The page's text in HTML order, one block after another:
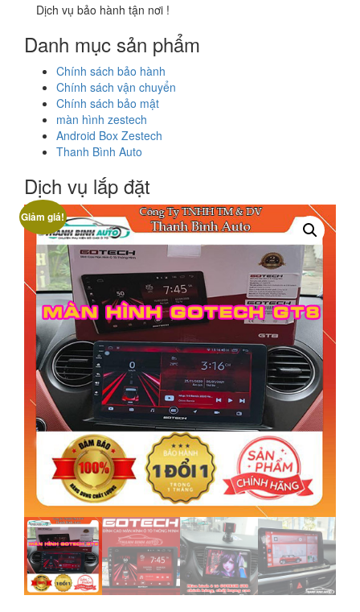
Dịch vụ bảo hành tận nơi !
Danh mục sản phẩm
Chính sách bảo hành
Chính sách vận chuyển
Chính sách bảo mật
màn hình zestech
Android Box Zestech
Thanh Bình Auto
Dịch vụ lắp đặt
Giảm giá!